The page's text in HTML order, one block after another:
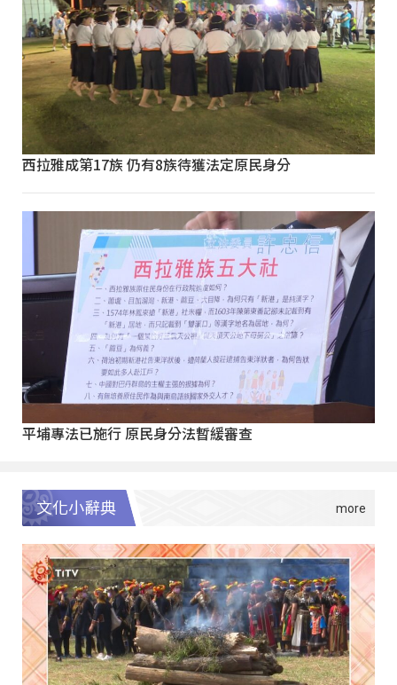
西拉雅成第17族 仍有8族待獲法定原民身分
平埔專法已施行 原民身分法暫緩審查
文化小辭典